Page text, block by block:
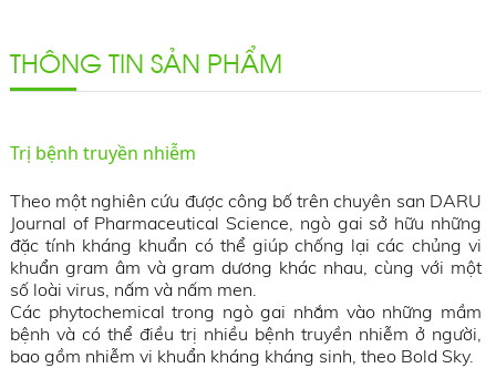
THÔNG TIN SẢN PHẨM
Trị bệnh truyền nhiễm
Theo một nghiên cứu được công bố trên chuyên san DARU
Journal of Pharmaceutical Science, ngò gai sở hữu những
đặc tính kháng khuẩn có thể giúp chống lại các chủng vi
khuẩn gram âm và gram dương khác nhau, cùng với một
số loài virus, nấm và nấm men.
Các phytochemical trong ngò gai nhắm vào những mầm
bệnh và có thể điều trị nhiều bệnh truyền nhiễm ở người,
bao gồm nhiễm vi khuẩn kháng kháng sinh, theo Bold Sky.